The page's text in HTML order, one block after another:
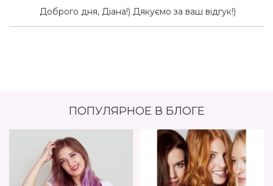
Доброго дня, Діана!) Дякуємо за ваш відгук!)
ПОПУЛЯРНОЕ В БЛОГЕ